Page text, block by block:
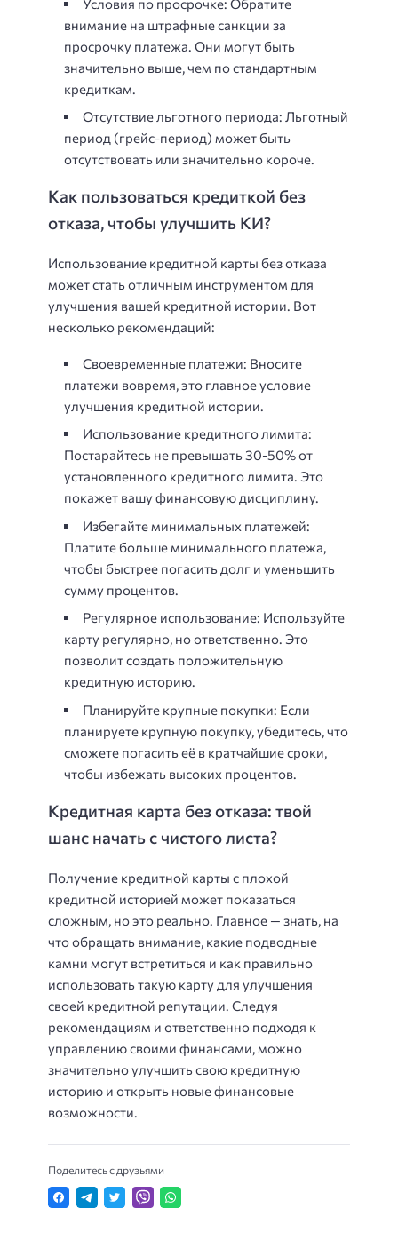
внимание на штрафные санкции за
просрочку платежа. Они могут быть
значительно выше, чем по стандартным
кредиткам.
Отсутствие льготного периода: Льготный
период (грейс-период) может быть
отсутствовать или значительно короче.
Как пользоваться кредиткой без
отказа, чтобы улучшить КИ?
Использование кредитной карты без отказа
может стать отличным инструментом для
улучшения вашей кредитной истории. Вот
несколько рекомендаций:
Своевременные платежи: Вносите
платежи вовремя, это главное условие
улучшения кредитной истории.
Использование кредитного лимита:
Постарайтесь не превышать 30-50% от
установленного кредитного лимита. Это
покажет вашу финансовую дисциплину.
Избегайте минимальных платежей:
Платите больше минимального платежа,
чтобы быстрее погасить долг и уменьшить
сумму процентов.
Регулярное использование: Используйте
карту регулярно, но ответственно. Это
позволит создать положительную
кредитную историю.
Планируйте крупные покупки: Если
планируете крупную покупку, убедитесь, что
сможете погасить её в кратчайшие сроки,
чтобы избежать высоких процентов.
Кредитная карта без отказа: твой
шанс начать с чистого листа?
Получение кредитной карты с плохой
кредитной историей может показаться
сложным, но это реально. Главное — знать, на
что обращать внимание, какие подводные
камни могут встретиться и как правильно
использовать такую карту для улучшения
своей кредитной репутации. Следуя
рекомендациям и ответственно подходя к
управлению своими финансами, можно
значительно улучшить свою кредитную
историю и открыть новые финансовые
возможности.
Поделитесь с друзьями